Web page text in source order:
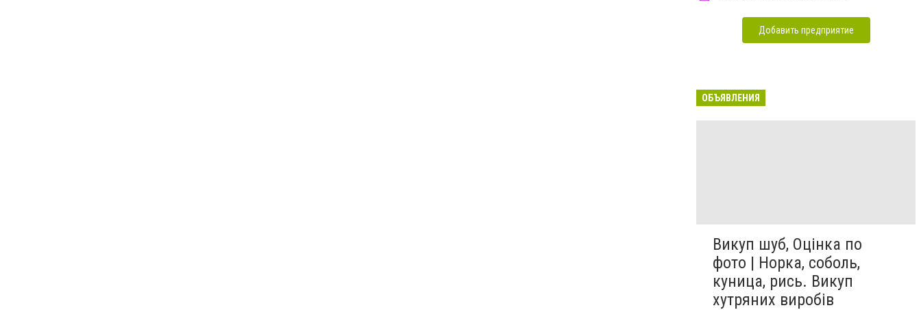
Добавить предприятие
ОБЪЯВЛЕНИЯ
Викуп шуб, Оцінка по
фото | Норка, соболь,
куница, рись. Викуп
хутряних виробів